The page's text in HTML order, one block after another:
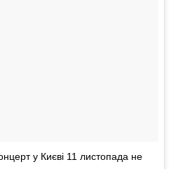
у Києві 11 листопада не